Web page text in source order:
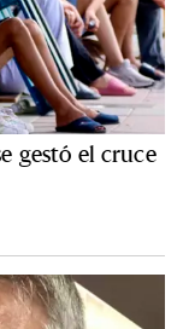
gestó el cruce